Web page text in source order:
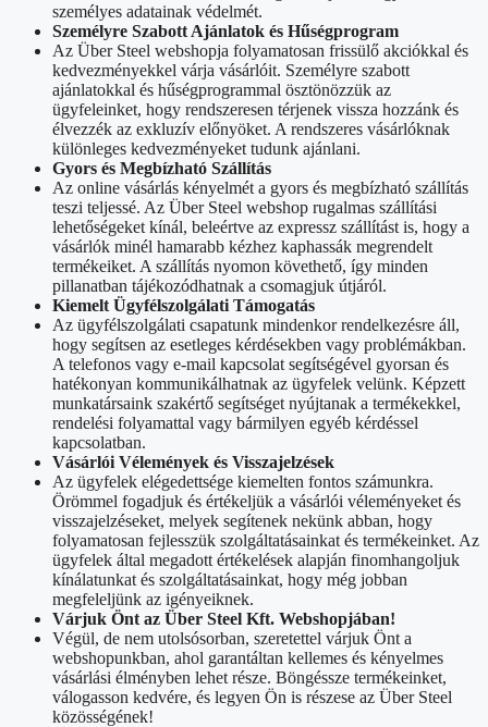
személyes adatainak védelmét.
Személyre Szabott Ajánlatok és Hűségprogram
Az Über Steel webshopja folyamatosan frissülő akciókkal és
kedvezményekkel várja vásárlóit. Személyre szabott
ajánlatokkal és hűségprogrammal ösztönözzük az
ügyfeleinket, hogy rendszeresen térjenek vissza hozzánk és
élvezzék az exkluzív előnyöket. A rendszeres vásárlóknak
különleges kedvezményeket tudunk ajánlani.
Gyors és Megbízható Szállítás
Az online vásárlás kényelmét a gyors és megbízható szállítás
teszi teljessé. Az Über Steel webshop rugalmas szállítási
lehetőségeket kínál, beleértve az expressz szállítást is, hogy a
vásárlók minél hamarabb kézhez kaphassák megrendelt
termékeiket. A szállítás nyomon követhető, így minden
pillanatban tájékozódhatnak a csomagjuk útjáról.
Kiemelt Ügyfélszolgálati Támogatás
Az ügyfélszolgálati csapatunk mindenkor rendelkezésre áll,
hogy segítsen az esetleges kérdésekben vagy problémákban.
A telefonos vagy e-mail kapcsolat segítségével gyorsan és
hatékonyan kommunikálhatnak az ügyfelek velünk. Képzett
munkatársaink szakértő segítséget nyújtanak a termékekkel,
rendelési folyamattal vagy bármilyen egyéb kérdéssel
kapcsolatban.
Vásárlói Vélemények és Visszajelzések
Az ügyfelek elégedettsége kiemelten fontos számunkra.
Örömmel fogadjuk és értékeljük a vásárlói véleményeket és
visszajelzéseket, melyek segítenek nekünk abban, hogy
folyamatosan fejlesszük szolgáltatásainkat és termékeinket. Az
ügyfelek által megadott értékelések alapján finomhangoljuk
kínálatunkat és szolgáltatásainkat, hogy még jobban
megfeleljünk az igényeiknek.
Várjuk Önt az Über Steel Kft. Webshopjában!
Végül, de nem utolsósorban, szeretettel várjuk Önt a
webshopunkban, ahol garantáltan kellemes és kényelmes
vásárlási élményben lehet része. Böngéssze termékeinket,
válogasson kedvére, és legyen Ön is részese az Über Steel
közösségének!